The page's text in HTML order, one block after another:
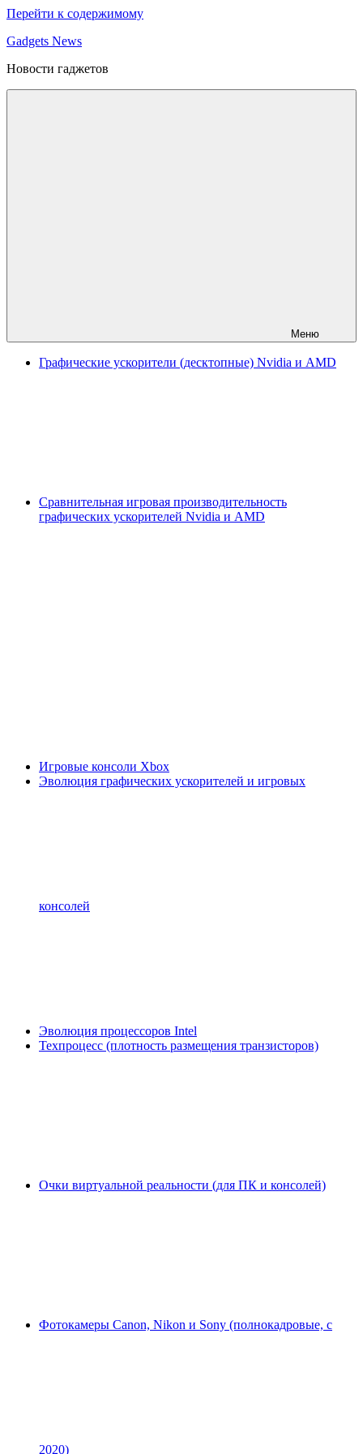
Перейти к содержимому
Gadgets News
Новости гаджетов
Меню
Графические ускорители (десктопные) Nvidia и AMD
Сравнительная игровая производительность
графических ускорителей Nvidia и AMD
Игровые консоли Xbox
Эволюция графических ускорителей и игровых
консолей
Эволюция процессоров Intel
Техпроцесс (плотность размещения транзисторов)
Очки виртуальной реальности (для ПК и консолей)
Фотокамеры Canon, Nikon и Sony (полнокадровые, с
2020)